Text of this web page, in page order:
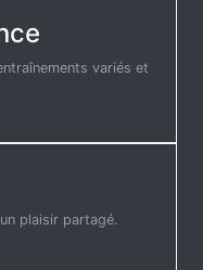
variés et
plaisir partagé.